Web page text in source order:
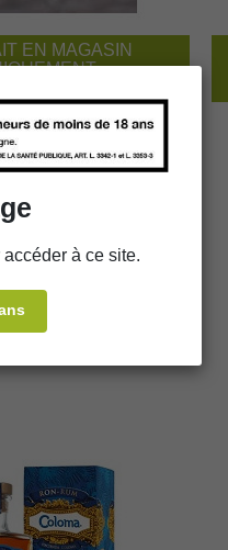
EN MAGASIN
Rhum blanc - 40°
- 1 L
€
au panier
à ce site.